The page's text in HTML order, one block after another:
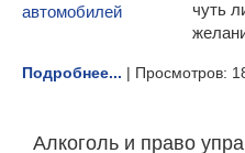
чуть
Подробнее... | Просмотров:
Алкоголь и право